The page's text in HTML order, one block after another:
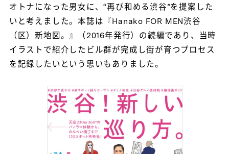
オトナになった男女に、“再び和める渋谷”を提案した
いと考えました。本誌は『Hanako FOR MEN渋谷
（区）新地図。』（2016年発行）の続編であり、当時
イラストで紹介したビル群が完成し街が育つプロセス
を記録したいという思いもありました。